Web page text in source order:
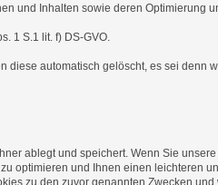
und Inhalten sowie deren Optimierung
1 S.1 lit. f) DS-GVO.
automatisch gelöscht, es sei denn
ablegt und speichert. Wenn Sie
optimieren und Ihnen einen leichteren
zu den zuvor genannten Zwecken